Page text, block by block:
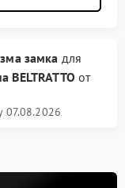
замка для
от
07.08.2026